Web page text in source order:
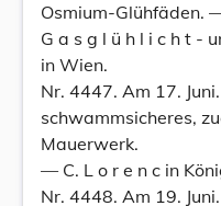
Osmium-Glühfäden.
G a s g l ü h l i c h t -
in Wien.
Nr. 4447. Am 17.
schwammsicheres,
Mauerwerk.
— C. L o r e n c in
Nr. 4448. Am 19.